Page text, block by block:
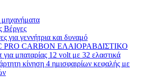
μηχανήματα
Βέργες
για γεννήτρια και δυναμό
PRO CARBON ΕΛΑΙΟΡΑΒΔΙΣΤΙΚΟ
για μπαταρίας 12 volt με 32 ελαστικά
κίνηση 4 ημισφαιρίων κεφαλής με